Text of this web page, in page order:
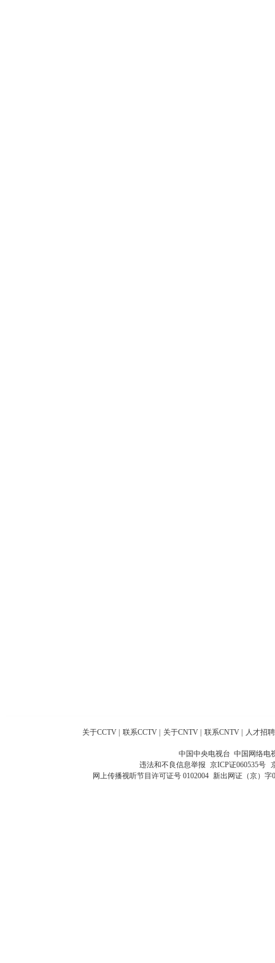
关于CCTV 联系CCTV 关于CNTV 联系CNTV 人才招聘
中国中央电视台 中国网络电
违法和不良信息举报 京ICP证060535号
网上传播视听节目许可证号 0102004 新出网证（京）